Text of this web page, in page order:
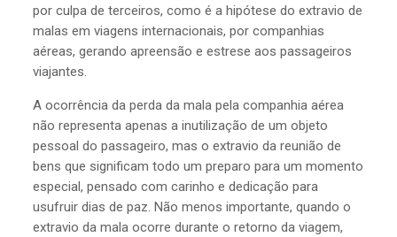
por culpa de terceiros, como é a hipótese do extravio de
malas em viagens internacionais, por companhias
aéreas, gerando apreensão e estrese aos passageiros
viajantes.
A ocorrência da perda da mala pela companhia aérea
não representa apenas a inutilização de um objeto
pessoal do passageiro, mas o extravio da reunião de
bens que significam todo um preparo para um momento
especial, pensado com carinho e dedicação para
usufruir dias de paz. Não menos importante, quando o
extravio da mala ocorre durante o retorno da viagem,